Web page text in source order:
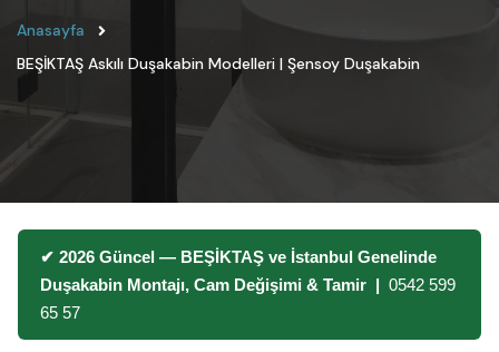
Anasayfa
BEŞİKTAŞ Askılı Duşakabin Modelleri | Şensoy Duşakabin
✔ 2026 Güncel — BEŞİKTAŞ ve İstanbul Genelinde
Duşakabin Montajı, Cam Değişimi & Tamir | 0542 599
65 57